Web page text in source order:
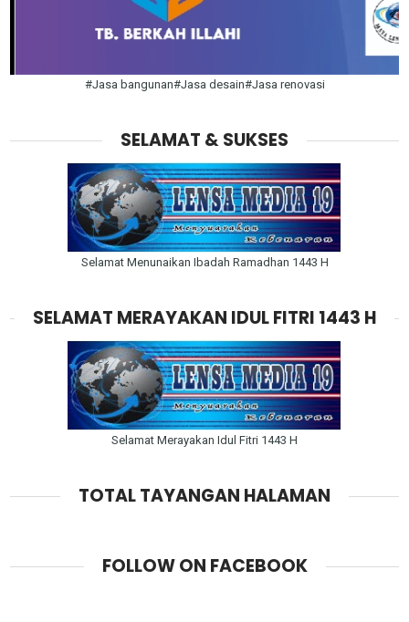
#Jasa bangunan#Jasa desain#Jasa renovasi
SELAMAT & SUKSES
Selamat Menunaikan Ibadah Ramadhan 1443 H
SELAMAT MERAYAKAN IDUL FITRI 1443 H
Selamat Merayakan Idul Fitri 1443 H
TOTAL TAYANGAN HALAMAN
FOLLOW ON FACEBOOK